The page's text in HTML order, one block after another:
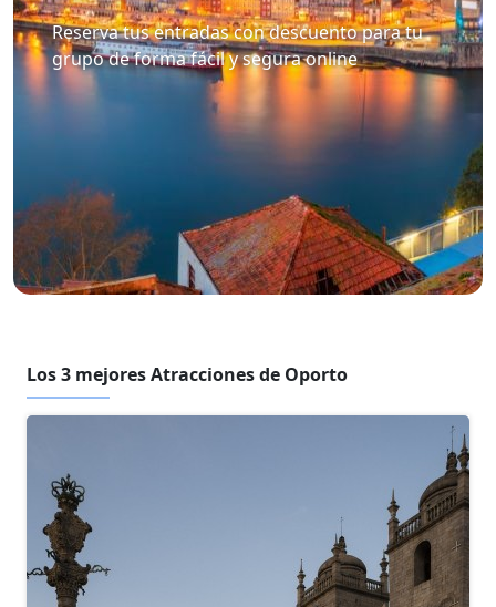
Reserva tus entradas con descuento para tu
grupo de forma fácil y segura online
Los 3 mejores Atracciones de Oporto